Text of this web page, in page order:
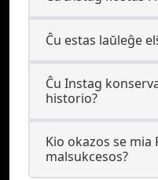
Ĉu estas laŭleĝe
Ĉu Instag
historio?
Kio okazos se mia
malsukcesos?